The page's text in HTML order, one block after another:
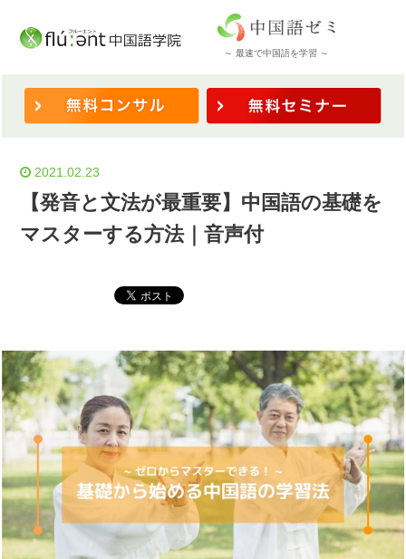
～ 最速で中国語を学習 ～
【発音と文法が最重要】中国語の基礎をマスターする方法｜音声付
2021.02.23
【発音と文法が最重要】中国語の基礎を
マスターする方法｜音声付